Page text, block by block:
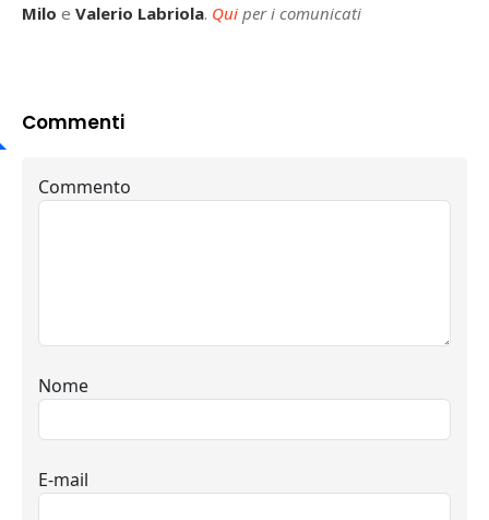
Milo e Valerio Labriola. Qui per i comunicati
Commenti